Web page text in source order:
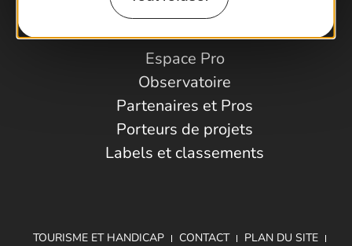
Espace Pro
Observatoire
Partenaires et Pros
Porteurs de projets
Labels et classements
TOURISME ET HANDICAP CONTACT PLAN DU SITE